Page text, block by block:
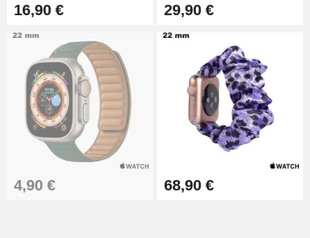
16,90 € 29,90 €
4,90 € 68,90 €